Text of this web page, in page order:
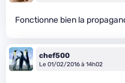
Fonctionne bien la
chef500
Le 01/02/2016 à 14h02